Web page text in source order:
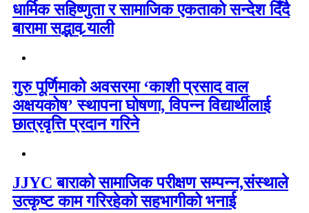
धार्मिक सहिष्णुता र सामाजिक एकताको सन्देश दिँदै
बारामा सद्भाव र्‍याली
गुरु पूर्णिमाको अवसरमा ‘काशी प्रसाद वाल
अक्षयकोष’ स्थापना घोषणा, विपन्न विद्यार्थीलाई
छात्रवृत्ति प्रदान गरिने
JJYC बाराको सामाजिक परीक्षण सम्पन्न,संस्थाले
उत्कृष्ट काम गरिरहेको सहभागीको भनाई